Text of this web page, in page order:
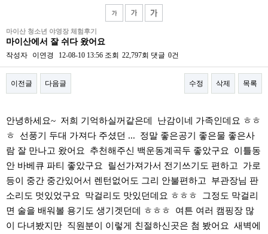
마이산 청소년 야영장 체험후기
마이산에서 잘 쉬다 왔어요
작성자 이연경 12-08-10 13:56 조회 22,797회 댓글 0건
이전글 다음글 수정 삭제 목록
안녕하세요~ 저희 기억하실꺼같은데 난감이네 가족인데요 ㅎㅎ
ㅎ 선풍기 두대 가져다 주셨던 ... 정말 좋은공기 좋은물 좋은사
람 잘 만나고 왔어요 추천해주신 백운동계곡두 좋았구요 이틀동
안 바베큐 파티 좋았구요 릴선가져가서 전기쓰기도 편하고 가로
등이 중간 중간있어서 렌턴없어도 그리 안불편하고 부관장님 판
소리도 멋있었구요 막걸리도 맛있던데요 ㅎㅎㅎ 그정도 막걸리
면 술을 배워볼 용기도 생기겟던데 ㅎㅎㅎ 여튼 여러 캠핑장 많
이 다녀봤지만 직원분이 이렇게 친절하신곳은 첨 봤어요 새벽에